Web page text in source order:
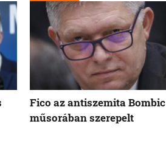
Fico az antiszemita Bombic
műsorában szerepelt